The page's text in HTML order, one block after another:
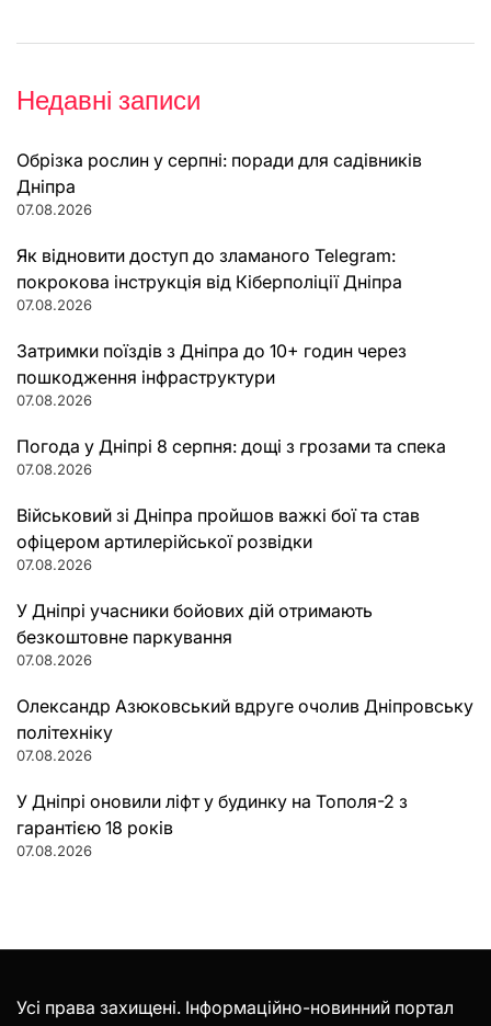
Недавні записи
Обрізка рослин у серпні: поради для садівників
Дніпра
07.08.2026
Як відновити доступ до зламаного Telegram:
покрокова інструкція від Кіберполіції Дніпра
07.08.2026
Затримки поїздів з Дніпра до 10+ годин через
пошкодження інфраструктури
07.08.2026
Погода у Дніпрі 8 серпня: дощі з грозами та спека
07.08.2026
Військовий зі Дніпра пройшов важкі бої та став
офіцером артилерійської розвідки
07.08.2026
У Дніпрі учасники бойових дій отримають
безкоштовне паркування
07.08.2026
Олександр Азюковський вдруге очолив Дніпровську
політехніку
07.08.2026
У Дніпрі оновили ліфт у будинку на Тополя-2 з
гарантією 18 років
07.08.2026
Усі права захищені. Інформаційно-новинний портал